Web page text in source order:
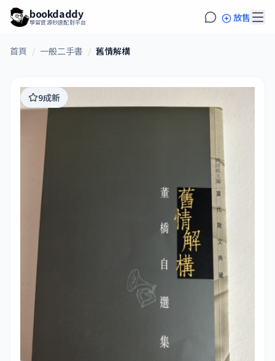
bookdaddy
學習資源秒速配對平台 放售
首頁 / 一般二手書 / 舊情解構
9成新